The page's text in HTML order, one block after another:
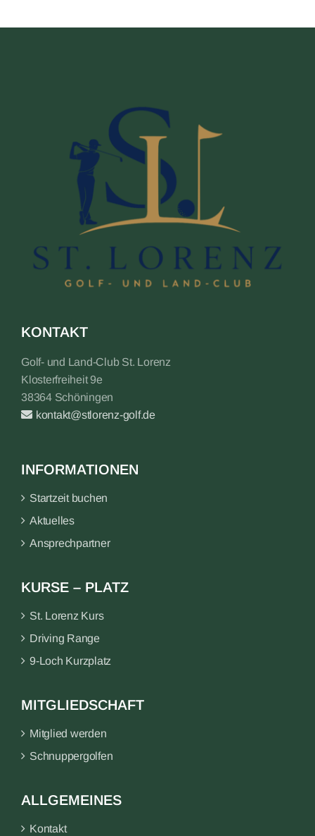
KONTAKT
Golf- und Land-Club St. Lorenz
Klosterfreiheit 9e
38364 Schöningen
kontakt@stlorenz-golf.de
INFORMATIONEN
Startzeit buchen
Aktuelles
Ansprechpartner
KURSE – PLATZ
St. Lorenz Kurs
Driving Range
9-Loch Kurzplatz
MITGLIEDSCHAFT
Mitglied werden
Schnuppergolfen
ALLGEMEINES
Kontakt